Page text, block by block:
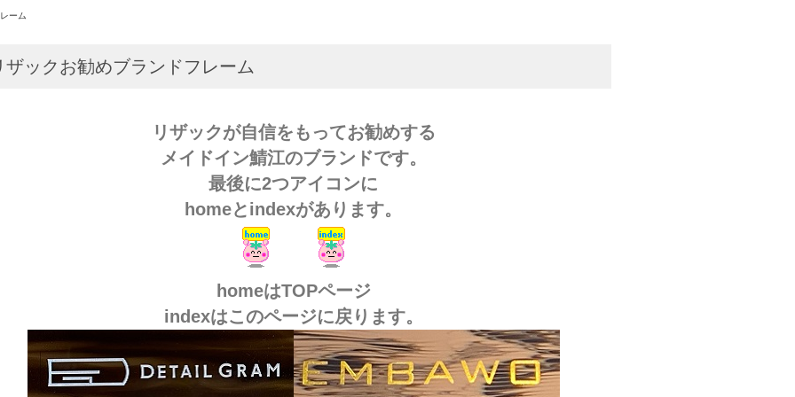
ーム
ザックお勧めブランドフレーム
リザックが自信をもってお勧めする
メイドイン鯖江のブランドです。
最後に2つアイコンに
homeとindexがあります。
homeはTOPページ
indexはこのページに戻ります。